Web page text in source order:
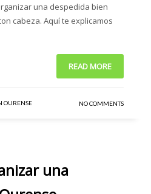
una despedida bien
cabeza. Aquí te explicamos
READ MORE
OURENSE NO COMMENTS
una